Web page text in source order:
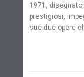
1971,
prestigiosi,
sue due opere